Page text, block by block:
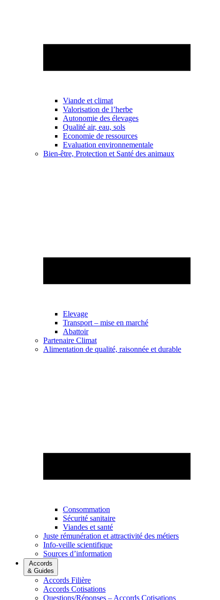
Viande et climat
Valorisation de l’herbe
Autonomie des élevages
Qualité air, eau, sols
Economie de ressources
Evaluation environnementale
Bien-être, Protection et Santé des animaux
Elevage
Transport – mise en marché
Abattoir
Partenaire Climat
Alimentation de qualité, raisonnée et durable
Consommation
Sécurité sanitaire
Viandes et santé
Juste rémunération et attractivité des métiers
Info-veille scientifique
Sources d’information
Accords
& Guides
Accords Filière
Accords Cotisations
Questions/Réponses – Accords Cotisations